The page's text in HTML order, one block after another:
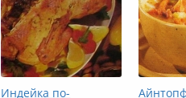
Индейка по-